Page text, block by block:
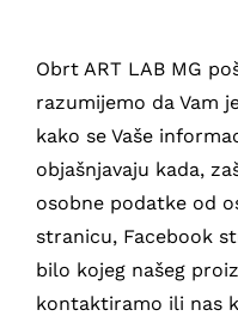
Obrt ART LAB MG
razumijemo da Vam
kako se Vaše
objašnjavaju kada,
osobne podatke od
stranicu, Facebook
bilo kojeg našeg
kontaktiramo ili nas